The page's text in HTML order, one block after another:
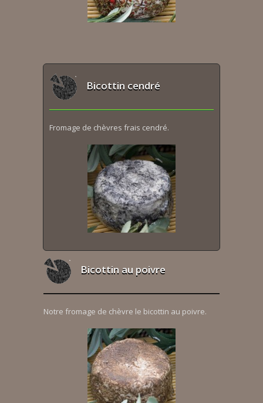
Bicottin cendré
Fromage de chèvres frais cendré.
Bicottin au poivre
Notre fromage de chèvre le bicottin au poivre.